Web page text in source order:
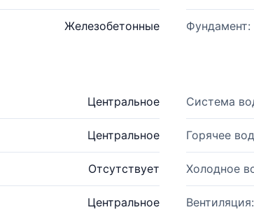
Железобетонные Фундамент:
Центральное Система
Центральное Горячее
Отсутствует Холодное
Центральное Вентиляция: